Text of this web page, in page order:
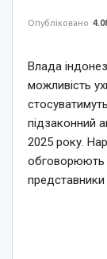
Опубліковано
Влада
можливість
підзаконний
2025 року.
обговорюють
представники